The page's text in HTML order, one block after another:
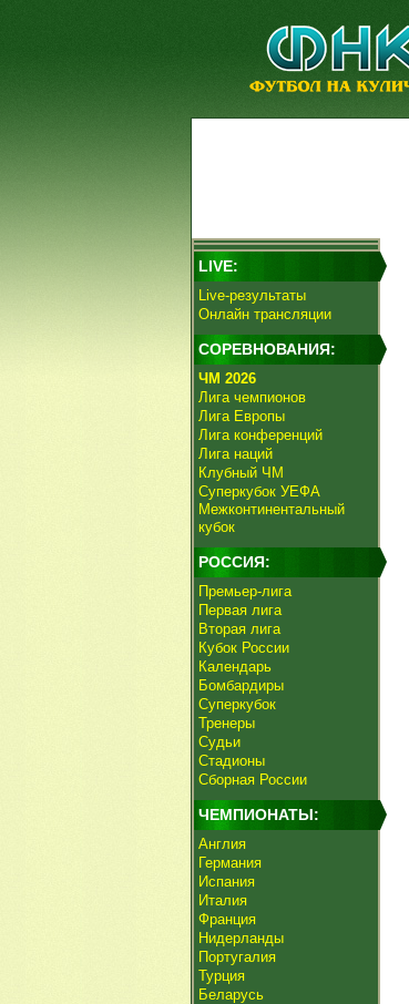
LIVE:
Live-результаты
Онлайн трансляции
СОРЕВНОВАНИЯ:
ЧМ 2026
Лига чемпионов
Лига Европы
Лига конференций
Лига наций
Клубный ЧМ
Суперкубок УЕФА
Межконтинентальный
кубок
РОССИЯ:
Премьер-лига
Первая лига
Вторая лига
Кубок России
Календарь
Бомбардиры
Суперкубок
Тренеры
Судьи
Стадионы
Сборная России
ЧЕМПИОНАТЫ:
Англия
Германия
Испания
Италия
Франция
Нидерланды
Португалия
Турция
Беларусь